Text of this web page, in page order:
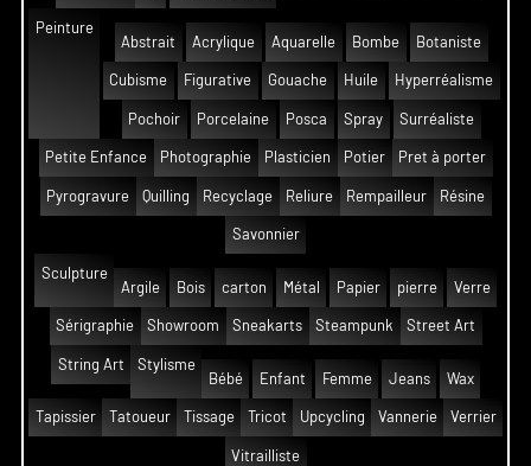
Peinture
Abstrait
Acrylique Aquarelle Bombe Botaniste
Cubisme Figurative Gouache Huile Hyperréalisme
Pochoir Porcelaine Posca Spray Surréaliste
Petite Enfance Photographie Plasticien Potier Pret à porter
Pyrogravure Quilling Recyclage Reliure Rempailleur Résine
Savonnier
Sculpture
Argile
Bois carton Métal Papier pierre Verre
Sérigraphie Showroom Sneakarts Steampunk Street Art
String Art
Stylisme
Bébé
Enfant Femme Jeans Wax
Tapissier Tatoueur Tissage Tricot Upcycling Vannerie Verrier
Vitrailliste